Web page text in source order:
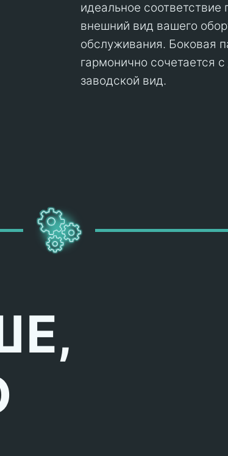
идеальное
внешний вид вашего
обслуживания. Боковая
гармонично сочетается
заводской вид.